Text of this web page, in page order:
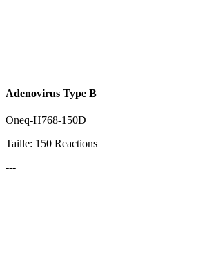
Adenovirus Type B
Oneq-H768-150D
Taille: 150 Reactions
---